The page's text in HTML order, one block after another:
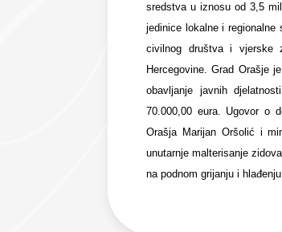
sredstva u iznosu od 3,5
jedinice lokalne i regionalne
civilnog društva i vjerske
Hercegovine. Grad Orašje
obavljanje javnih
70.000,00 eura. Ugovor o
Orašja Marijan Oršolić i
unutarnje malterisanje
na podnom grijanju i